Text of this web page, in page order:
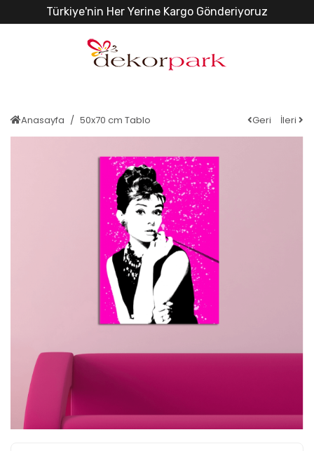
Türkiye'nin Her Yerine Kargo Gönderiyoruz
Anasayfa 50x70 cm Tablo Geri İleri